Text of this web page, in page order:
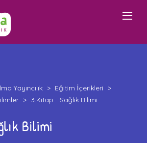
Yayıncılık > Eğitim İçerikleri
>
> 3.Kitap - Sağlık Bilimi
Bilimi